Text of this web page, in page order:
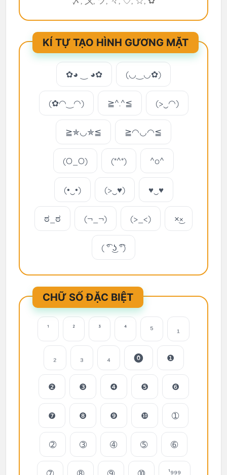
KÍ TỰ TẠO HÌNH GƯƠNG MẶT
✿◕ ‿ ◕✿ (◡‿◡✿)
(✿◠‿◠) ≧^.^≦ (>‿◠)
≧✯◡✯≦ ≧◠◡◠≦
(O_O) (*^*) ^o^
(•‿•) (>‿♥) ♥‿♥
ಠ_ಠ (¬_¬) (>_<) ×͜×
( ͡° ͜ʖ ͡°)
CHỮ SỐ ĐẶC BIỆT
¹ ² ³ ⁴ ⁵ ₁
₂ ₃ ₄ ⓿ ❶
❷ ❸ ❹ ❺ ❻
❼ ❽ ❾ ❿ ➀
➁ ➂ ➃ ➄ ➅